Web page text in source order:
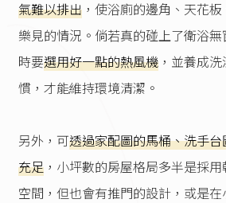
氣難以排出 ，使浴廁的邊角、天花
樂見的情況。倘若真的碰上了衛浴
時要選用好一點的熱風機 ，並養成
慣，才能維持環境清潔。
另外，可透過家配圖的馬桶、洗手
充足 ，小坪數的房屋格局多半是採
空間，但也會有推門的設計，或是